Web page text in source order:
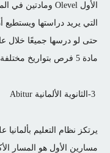
التي يريد دراستها
حتى لو درسها جميعًا خلال
مادة 5 فرص بتواريخ مختلفة خلال العام الواحد لاجتياز المادة الواحدة.
يرتكز نظام التعليم
مسارين الأول هو المسار